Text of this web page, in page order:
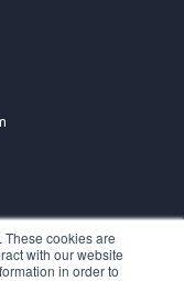
These cookies are
with our website
in order to
| Dublin, Ireland